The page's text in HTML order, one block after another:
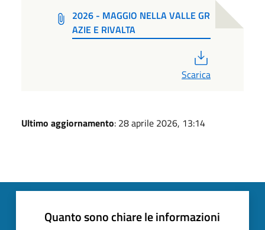
2026 - MAGGIO NELLA VALLE GR
AZIE E RIVALTA
Scarica
Ultimo aggiornamento: 28 aprile 2026, 13:14
Quanto sono chiare le informazioni